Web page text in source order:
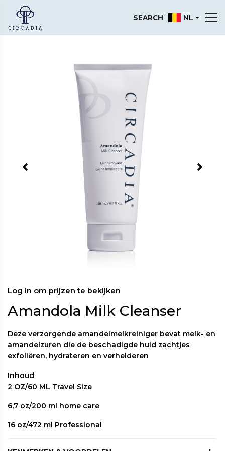
SEARCH NL
Log in om prijzen te bekijken
Amandola Milk Cleanser
Deze verzorgende amandelmelkreiniger bevat melk- en
amandelzuren die de beschadigde huid zachtjes
exfoliëren, hydrateren en verhelderen
Inhoud
2 OZ/60 ML Travel Size
6,7 oz/200 ml home care
16 oz/472 ml Professional